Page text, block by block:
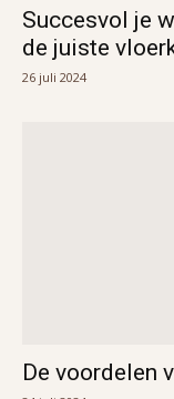
Succesvol je
de juiste
26 juli 2024
De voordelen